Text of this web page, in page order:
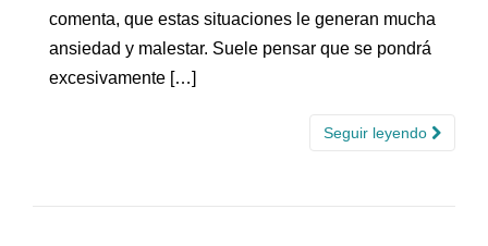
comenta, que estas situaciones le generan mucha
ansiedad y malestar. Suele pensar que se pondrá
excesivamente […]
Seguir leyendo